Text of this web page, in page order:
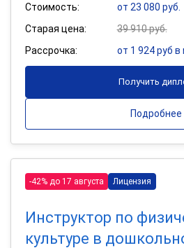
Стоимость:
от 23 080 руб.
Старая цена:
39 910 руб.
Рассрочка:
от 1 924 руб
Получить
Подробнее
-42% до 17 августа Лицензия
Инструктор по
культуре в